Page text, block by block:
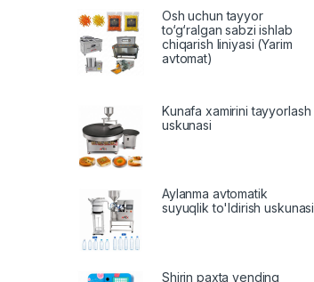
Osh uchun tayyor
to‘g‘ralgan sabzi ishlab
chiqarish liniyasi (Yarim
avtomat)
Kunafa xamirini tayyorlash
uskunasi
Aylanma avtomatik
suyuqlik to'ldirish uskunasi
Shirin paxta vending